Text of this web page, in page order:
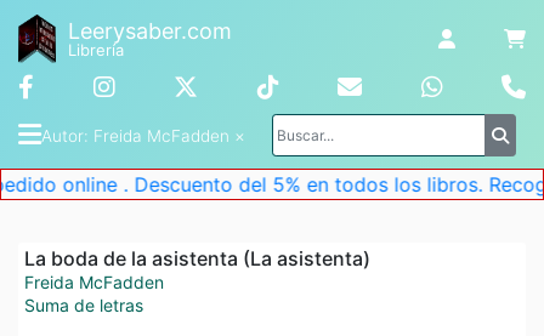
Leerysaber.com
Librería
Autor: Freida McFadden ×
. Descuento del 5% en todos los libros. Recoge tu
La boda de la asistenta (La asistenta)
Freida McFadden
Suma de letras